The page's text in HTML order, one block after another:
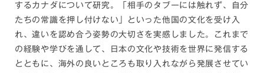
するカナダについて研究。「相手のタブーには触れず、自分
たちの常識を押し付けない」といった他国の文化を受け入
れ、違いを認め合う姿勢の大切さを実感しました。これまで
の経験や学びを通して、日本の文化や技術を世界に発信する
とともに、海外の良いところも取り入れながら発展させてい